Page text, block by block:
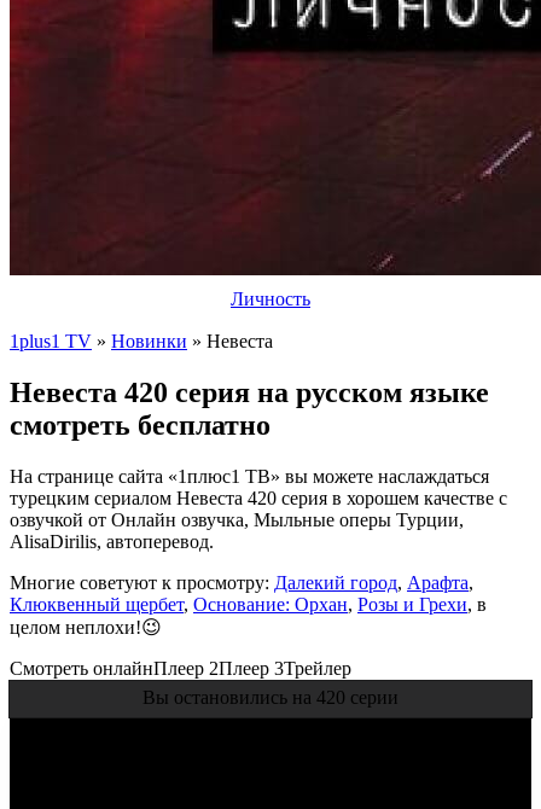
Личность
1plus1 TV » Новинки » Невеста
Невеста 420 серия на русском языке
смотреть бесплатно
На странице сайта «1плюс1 ТВ» вы можете наслаждаться
турецким сериалом Невеста 420 серия в хорошем качестве с
озвучкой от Онлайн озвучка, Мыльные оперы Турции,
AlisaDirilis, автоперевод.
Многие советуют к просмотру: Далекий город, Арафта,
Клюквенный щербет, Основание: Орхан, Розы и Грехи, в
целом неплохи!😉
Смотреть онлайнПлеер 2Плеер 3Трейлер
Вы остановились на 420 серии